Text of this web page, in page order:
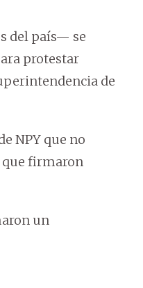
del país— se
protestar
de
NPY que no
que firmaron
un